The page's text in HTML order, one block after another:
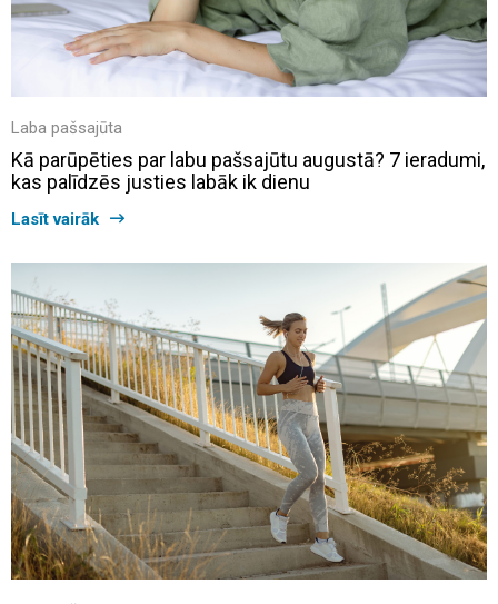
Laba pašsajūta
Kā parūpēties par labu pašsajūtu augustā? 7 ieradumi,
kas palīdzēs justies labāk ik dienu
Lasīt vairāk